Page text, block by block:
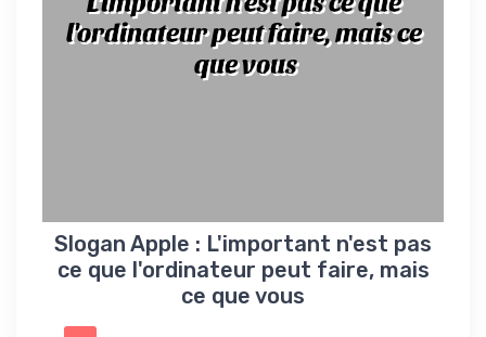
l'ordinateur peut faire, mais ce
que vous
Slogan Apple : L'important n'est pas
ce que l'ordinateur peut faire, mais
ce que vous